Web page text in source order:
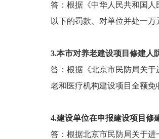
答：根据《中华人民共和国
以下的罚款、对单位并处一
3.本市对养老建设项目修建人
答：根据《北京市民防局关
老和医疗机构建设项目全额免
4.建设单位在申报建设项目修
答：根据北京市民防局关于